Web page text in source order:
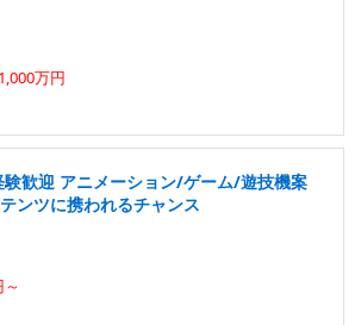
万円
歓迎 アニメーション/ゲーム/遊技機案
ンツに携われるチャンス